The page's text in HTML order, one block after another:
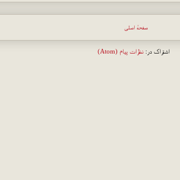
صفحهٔ اصلی
اشتراک در:نظرات پیام (Atom)